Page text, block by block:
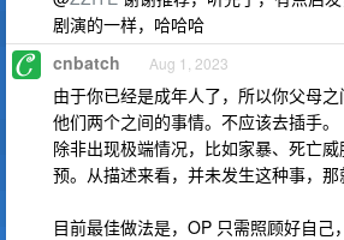
剧演的一样，哈哈哈
cnbatch Aug 1, 2023
由于你已经是成年人了，所以你父母
他们两个之间的事情。不应该去插手。
除非出现极端情况，比如家暴、死亡
预。从描述来看，并未发生这种事，那
目前最佳做法是，OP 只需照顾好自己